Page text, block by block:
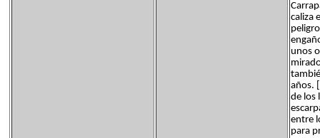
caliza
unos
años.
de los
entre
para